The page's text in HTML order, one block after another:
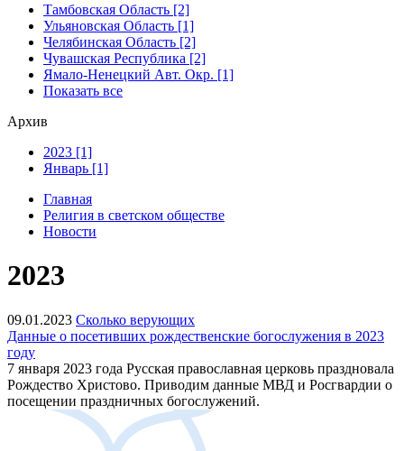
Тамбовская Область [2]
Ульяновская Область [1]
Челябинская Область [2]
Чувашская Республика [2]
Ямало-Ненецкий Авт. Окр. [1]
Показать все
Архив
2023 [1]
Январь [1]
Главная
Религия в светском обществе
Новости
2023
09.01.2023 Сколько верующих
Данные о посетивших рождественские богослужения в 2023
году
7 января 2023 года Русская православная церковь праздновала
Рождество Христово. Приводим данные МВД и Росгвардии о
посещении праздничных богослужений.